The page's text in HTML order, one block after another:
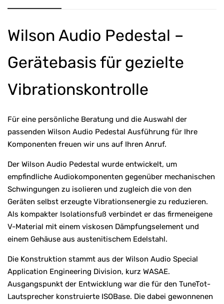
Wilson Audio Pedestal –
Gerätebasis für gezielte
Vibrationskontrolle
Für eine persönliche Beratung und die Auswahl der
passenden Wilson Audio Pedestal Ausführung für Ihre
Komponenten freuen wir uns auf Ihren Anruf.
Der Wilson Audio Pedestal wurde entwickelt, um
empfindliche Audiokomponenten gegenüber mechanischen
Schwingungen zu isolieren und zugleich die von den
Geräten selbst erzeugte Vibrationsenergie zu reduzieren.
Als kompakter Isolationsfuß verbindet er das firmeneigene
V-Material mit einem viskosen Dämpfungselement und
einem Gehäuse aus austenitischem Edelstahl.
Die Konstruktion stammt aus der Wilson Audio Special
Application Engineering Division, kurz WASAE.
Ausgangspunkt der Entwicklung war die für den TuneTot-
Lautsprecher konstruierte ISOBase. Die dabei gewonnenen